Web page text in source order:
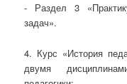
- Раздел 3
задач».
4. Курс «История
двумя